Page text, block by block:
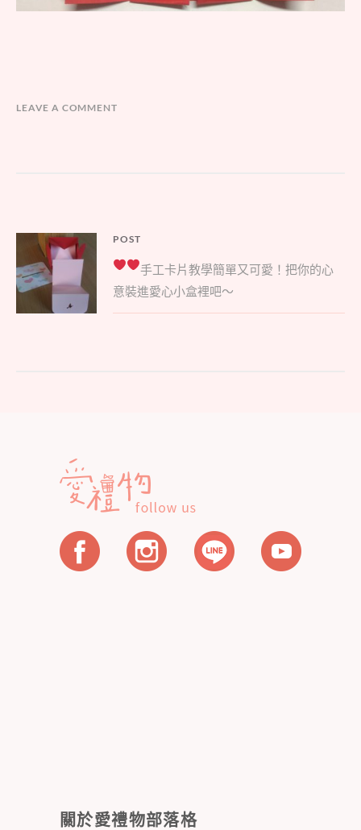
LEAVE A COMMENT
章
導
覽
POST
Parent
post:
手工卡片教學簡單又可愛！把你的心
意裝進愛心小盒裡吧～
關於愛禮物部落格